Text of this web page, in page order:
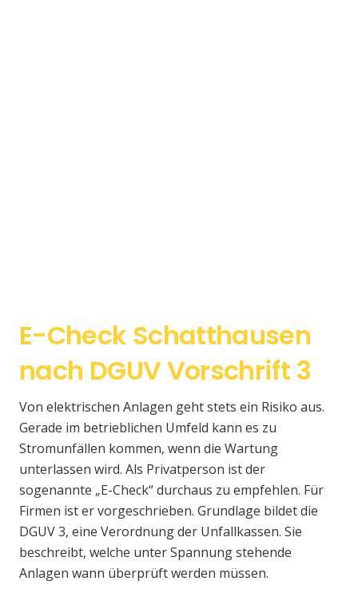
E-Check Schatthausen
nach DGUV Vorschrift 3
Von elektrischen Anlagen geht stets ein Risiko aus.
Gerade im betrieblichen Umfeld kann es zu
Stromunfällen kommen, wenn die Wartung
unterlassen wird. Als Privatperson ist der
sogenannte „E-Check“ durchaus zu empfehlen. Für
Firmen ist er vorgeschrieben. Grundlage bildet die
DGUV 3, eine Verordnung der Unfallkassen. Sie
beschreibt, welche unter Spannung stehende
Anlagen wann überprüft werden müssen.